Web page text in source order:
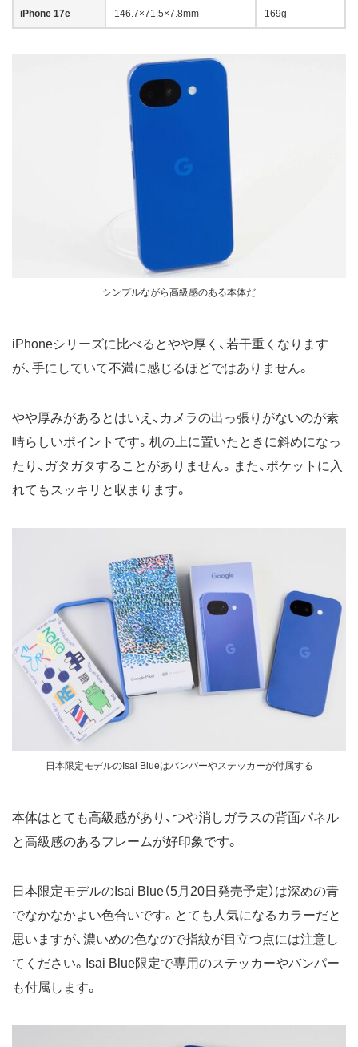
iPhone 17e 146.7×71.5×7.8mm 169g
シンプルながら高級感のある本体だ
iPhoneシリーズに比べるとやや厚く、若干重くなります
が、手にしていて不満に感じるほどではありません。
やや厚みがあるとはいえ、カメラの出っ張りがないのが素
晴らしいポイントです。机の上に置いたときに斜めになっ
たり、ガタガタすることがありません。また、ポケットに入
れてもスッキリと収まります。
日本限定モデルのIsai Blueはバンパーやステッカーが付属する
本体はとても高級感があり、つや消しガラスの背面パネル
と高級感のあるフレームが好印象です。
日本限定モデルのIsai Blue（5月20日発売予定）は深めの青
でなかなかよい色合いです。とても人気になるカラーだと
思いますが、濃いめの色なので指紋が目立つ点には注意し
てください。Isai Blue限定で専用のステッカーやバンパー
も付属します。